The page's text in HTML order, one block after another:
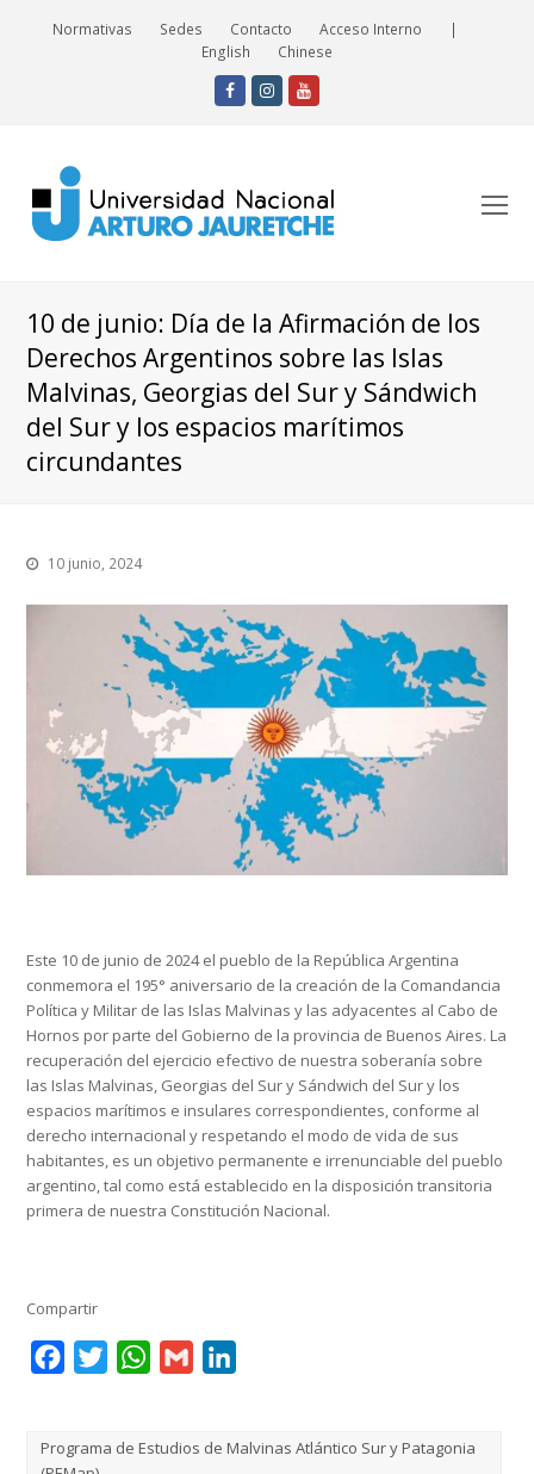
Normativas Sedes Contacto Acceso Interno
|
English
Chinese
Facebook
Instagram
Youtube
10 de junio: Día de la Afirmación de los
Derechos Argentinos sobre las Islas
Malvinas, Georgias del Sur y Sándwich
del Sur y los espacios marítimos
circundantes
10 junio, 2024
Este 10 de junio de 2024 el pueblo de la República Argentina
conmemora el 195° aniversario de la creación de la Comandancia
Política y Militar de las Islas Malvinas y las adyacentes al Cabo de
Hornos por parte del Gobierno de la provincia de Buenos Aires. La
recuperación del ejercicio efectivo de nuestra soberanía sobre
las Islas Malvinas, Georgias del Sur y Sándwich del Sur y los
espacios marítimos e insulares correspondientes, conforme al
derecho internacional y respetando el modo de vida de sus
habitantes, es un objetivo permanente e irrenunciable del pueblo
argentino, tal como está establecido en la disposición transitoria
primera de nuestra Constitución Nacional.
Compartir
FacebookTwitterWhatsApp
Gmail
Programa de Estudios de Malvinas Atlántico Sur y Patagonia